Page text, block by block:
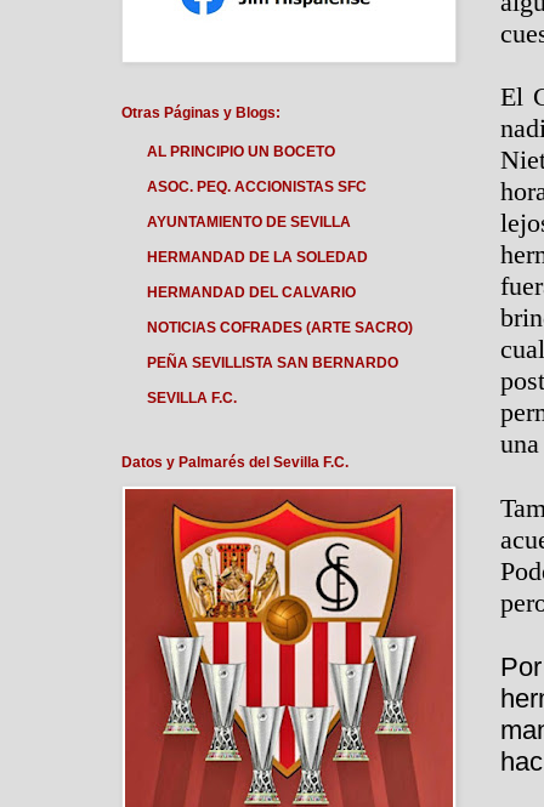
El
Otras Páginas y Blogs:
AL PRINCIPIO UN BOCETO
ASOC. PEQ. ACCIONISTAS SFC
AYUNTAMIENTO DE SEVILLA
HERMANDAD DE LA SOLEDAD
HERMANDAD DEL CALVARIO
NOTICIAS COFRADES (ARTE SACRO)
PEÑA SEVILLISTA SAN BERNARDO
SEVILLA F.C.
Datos y Palmarés del Sevilla F.C.